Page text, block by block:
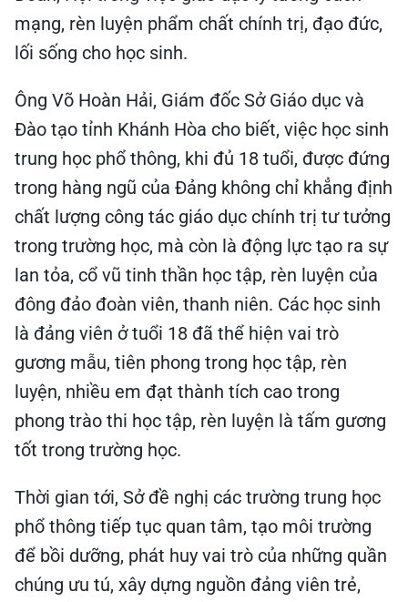
mạng, rèn luyện phẩm chất chính trị, đạo đức,
lối sống cho học sinh.
Ông Võ Hoàn Hải, Giám đốc Sở Giáo dục và
Đào tạo tỉnh Khánh Hòa cho biết, việc học sinh
trung học phổ thông, khi đủ 18 tuổi, được đứng
trong hàng ngũ của Đảng không chỉ khẳng định
chất lượng công tác giáo dục chính trị tư tưởng
trong trường học, mà còn là động lực tạo ra sự
lan tỏa, cổ vũ tinh thần học tập, rèn luyện của
đông đảo đoàn viên, thanh niên. Các học sinh
là đảng viên ở tuổi 18 đã thể hiện vai trò
gương mẫu, tiên phong trong học tập, rèn
luyện, nhiều em đạt thành tích cao trong
phong trào thi học tập, rèn luyện là tấm gương
tốt trong trường học.
Thời gian tới, Sở đề nghị các trường trung học
phổ thông tiếp tục quan tâm, tạo môi trường
để bồi dưỡng, phát huy vai trò của những quần
chúng ưu tú, xây dựng nguồn đảng viên trẻ,